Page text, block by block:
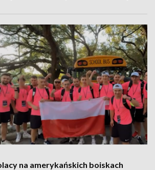
na amerykańskich boiskach